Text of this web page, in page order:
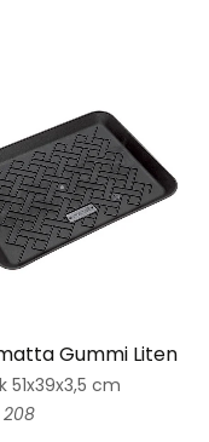
Gummi Liten
51x39x3,5 cm
208
till i favoriter